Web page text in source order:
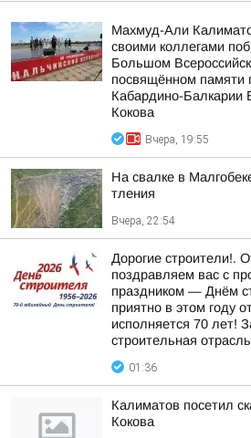
Махмуд-Али
своими коллегами
Большом
посвящённом памяти
Кабардино-Балкарии
Кокова
Вчера, 19:55
На свалке в
тления
Вчера, 22:54
Дорогие строители!.
поздравляем вас с
праздником — Днём
приятно в этом году
исполняется 70 лет!
строительная
01:36
Калиматов посетил
Кокова